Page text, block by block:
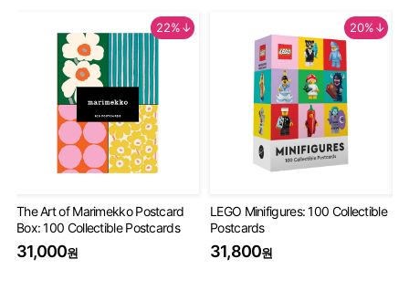
22%↓
The Art of Marimekko Postcard
Box: 100 Collectible Postcards
31,000원
20%↓
LEGO Minifigures: 100 Collectible
Postcards
31,800원